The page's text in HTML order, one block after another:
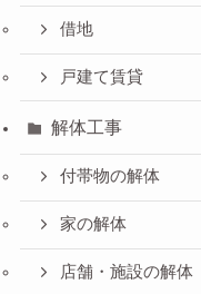
借地
戸建て賃貸
解体工事
付帯物の解体
家の解体
店舗・施設の解体